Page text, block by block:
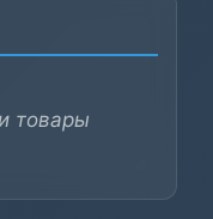
товары